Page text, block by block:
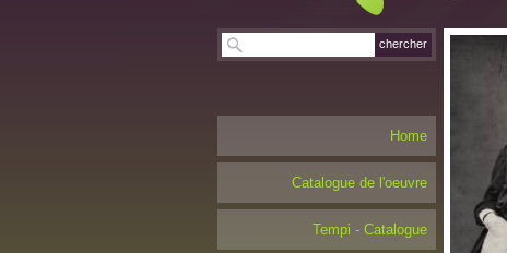
Home
Catalogue de l'oeuvre
Tempi - Catalogue